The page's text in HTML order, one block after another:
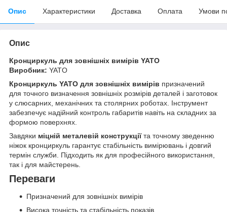
Опис Характеристики Доставка Оплата Умови
Опис
Кронциркуль для зовнішніх вимірів YATO
Виробник: YATO
Кронциркуль YATO для зовнішніх вимірів призначений
для точного визначення зовнішніх розмірів деталей і заготовок
у слюсарних, механічних та столярних роботах. Інструмент
забезпечує надійний контроль габаритів навіть на складних за
формою поверхнях.
Завдяки міцній металевій конструкціїта точному зведенню
ніжок кронциркуль гарантує стабільність вимірювань і довгий
термін служби. Підходить як для професійного використання,
так і для майстерень.
Переваги
Призначений для зовнішніх вимірів
Висока точність та стабільність показів